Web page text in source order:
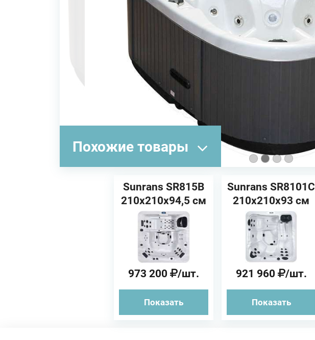
Похожие товары
Sunrans SR815B
210х210х94,5 см
Спа бассейн
973 200 /шт.
Показать
Sunrans SR8101C
210х210х93 см
Спа бассейн
921 960 /шт.
Показать